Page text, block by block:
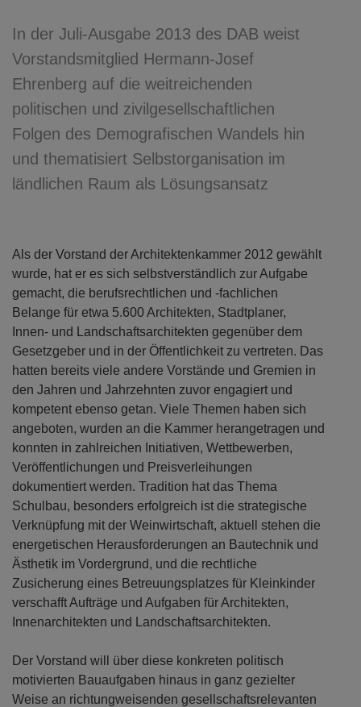
In der Juli-Ausgabe 2013 des DAB weist
Vorstandsmitglied Hermann-Josef
Ehrenberg auf die weitreichenden
politischen und zivilgesellschaftlichen
Folgen des Demografischen Wandels hin
und thematisiert Selbstorganisation im
ländlichen Raum als Lösungsansatz
Als der Vorstand der Architektenkammer 2012 gewählt
wurde, hat er es sich selbstverständlich zur Aufgabe
gemacht, die berufsrechtlichen und -fachlichen
Belange für etwa 5.600 Architekten, Stadtplaner,
Innen- und Landschaftsarchitekten gegenüber dem
Gesetzgeber und in der Öffentlichkeit zu vertreten. Das
hatten bereits viele andere Vorstände und Gremien in
den Jahren und Jahrzehnten zuvor engagiert und
kompetent ebenso getan. Viele Themen haben sich
angeboten, wurden an die Kammer herangetragen und
konnten in zahlreichen Initiativen, Wettbewerben,
Veröffentlichungen und Preisverleihungen
dokumentiert werden. Tradition hat das Thema
Schulbau, besonders erfolgreich ist die strategische
Verknüpfung mit der Weinwirtschaft, aktuell stehen die
energetischen Herausforderungen an Bautechnik und
Ästhetik im Vordergrund, und die rechtliche
Zusicherung eines Betreuungsplatzes für Kleinkinder
verschafft Aufträge und Aufgaben für Architekten,
Innenarchitekten und Landschaftsarchitekten.
Der Vorstand will über diese konkreten politisch
motivierten Bauaufgaben hinaus in ganz gezielter
Weise an richtungweisenden gesellschaftsrelevanten